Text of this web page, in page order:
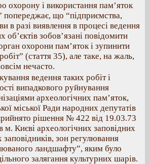
охорону і використання пам’яток
попереджає, що “підприємства,
в разі виявлення в процесі ведення
об’єктів зобов’язані повідомити
охорони пам’яток і зупинити
(стаття 35), але таке, на жаль,
нечасто.
ведення таких робіт і
випадкового руйнування
археологічних пам’яток,
міської Ради народних депутатів
рішення № 422 від 19.03.73
м. Києві археологічних заповідних
заповідників, зон регулювання
ландшафту”, яким було
залягання культурних шарів.